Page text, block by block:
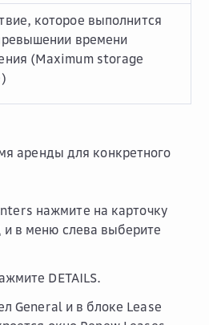
которое выполнится
времени
(Maximum storage
аренды для конкретного
нажмите на карточку
и в меню слева выберите
DETAILS.
Generalи в блоке Lease